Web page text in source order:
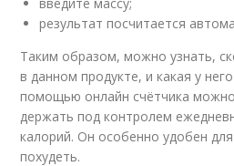
результат посчитается
Таким образом, можно узнать,
в данном продукте, и какая у
помощью онлайн счётчика
держать под контролем
калорий. Он особенно удобен
похудеть.